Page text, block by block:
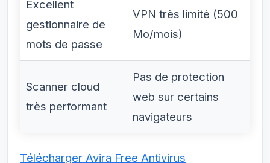
Excellent
gestionnaire de
mots de passe
VPN très limité (500
Mo/mois)
Scanner cloud
très performant
Pas de protection
web sur certains
navigateurs
Télécharger Avira Free Antivirus